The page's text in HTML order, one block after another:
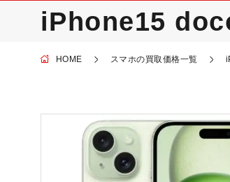
iPhone15
HOME スマホの買取価格一覧